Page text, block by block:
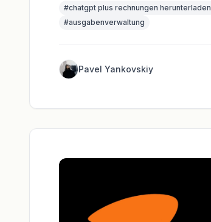
#chatgpt plus rechnungen herunterladen
#ausgabenverwaltung
Pavel Yankovskiy